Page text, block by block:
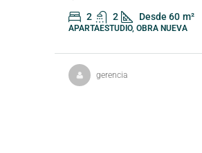
2 2 Desde 60 m²
APARTAESTUDIO, OBRA NUEVA
gerencia